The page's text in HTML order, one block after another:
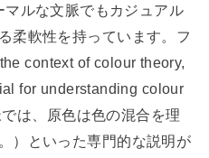
マルな文脈でもカジュアル
柔軟性を持っています。フ
context of colour theory,
for understanding colour
は、原色は色の混合を理
）といった専門的な説明が